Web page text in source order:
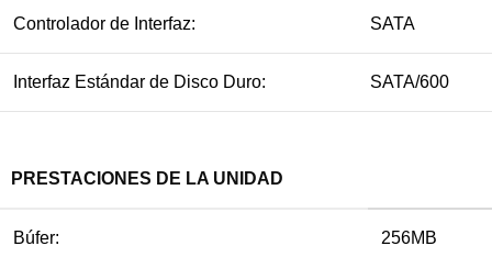
Controlador de Interfaz: SATA
Interfaz Estándar de Disco Duro: SATA/600
PRESTACIONES DE LA UNIDAD
Búfer: 256MB